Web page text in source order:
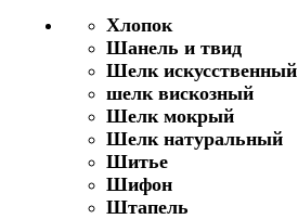
Хлопок
Шанель и твид
Шелк искусственный
шелк вискозный
Шелк мокрый
Шелк натуральный
Шитье
Шифон
Штапель